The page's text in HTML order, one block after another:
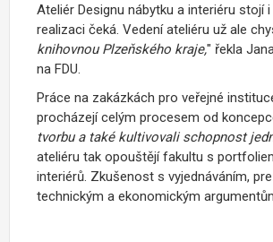
Ateliér Designu nábytku a interiéru stojí i
realizaci čeká. Vedení ateliéru už ale
knihovnou Plzeňského kraje," řekla
na FDU.
Práce na zakázkách pro veřejné
procházejí celým procesem od
tvorbu a také kultivovali schopnost
ateliéru tak opouštějí fakultu s
interiérů. Zkušenost s vyjednáváním,
technickým a ekonomickým